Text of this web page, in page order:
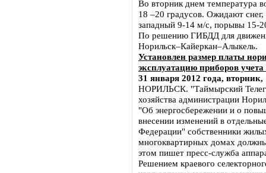
Во вторник днем температура
18 –20 градусов. Ожидают
западный 9-14 м/с, порывы 15-
По решению ГИБДД для
Норильск–Кайеркан–Алыкель.
Установлен размер платы
эксплуатацию приборов учета
31 января 2012 года, вторник,
НОРИЛЬСК. "Таймырский
хозяйства администрации
"Об энергосбережении и о
внесении изменений в
Федерации" собственники
многоквартирных домах
этом пишет пресс-служба
Решением краевого